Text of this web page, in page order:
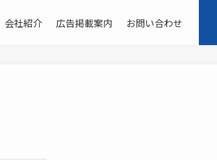
会社紹介 広告掲載案内 お問い合わせ